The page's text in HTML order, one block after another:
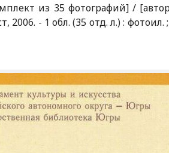
из 35 фотографий] /
- 1 обл. (35 отд. л.) : фотоил.